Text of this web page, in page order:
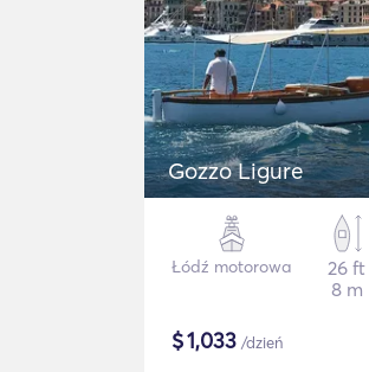
Gozzo Ligure
Łódź motorowa
26 ft
8 m
$1,033 /dzień